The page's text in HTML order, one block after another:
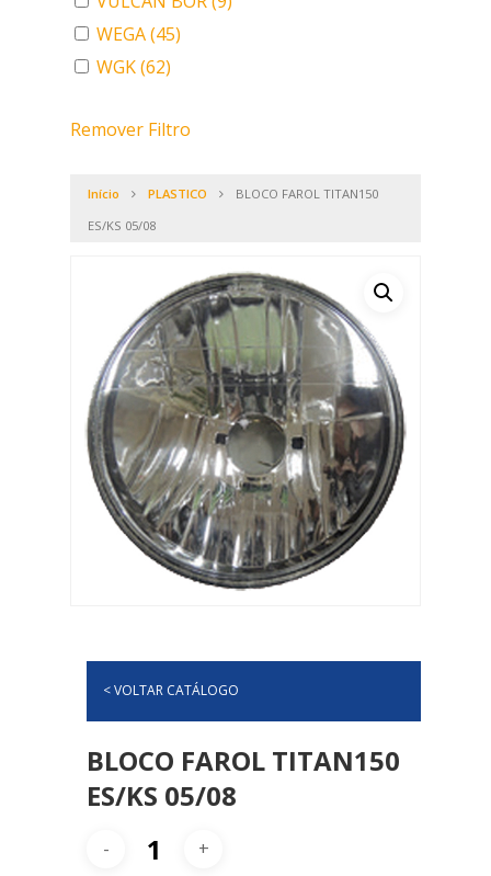
WEGA(45)
WGK(62)
Remover Filtro
Início PLASTICO
BLOCO FAROL TITAN150
ES/KS 05/08
< VOLTAR CATÁLOGO
BLOCO FAROL TITAN150
ES/KS 05/08